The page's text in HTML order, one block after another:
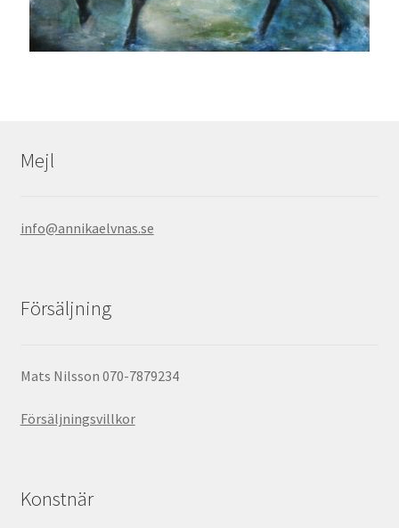
Mejl
info@annikaelvnas.se
Försäljning
Mats Nilsson 070-7879234
Försäljningsvillkor
Konstnär